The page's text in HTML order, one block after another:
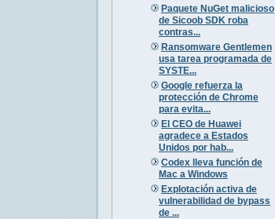
Paquete NuGet malicioso
de Sicoob SDK roba
contras...
Ransomware Gentlemen
usa tarea programada de
SYSTE...
Google refuerza la
protección de Chrome
para evita...
El CEO de Huawei
agradece a Estados
Unidos por hab...
Codex lleva función de
Mac a Windows
Explotación activa de
vulnerabilidad de bypass
de ...